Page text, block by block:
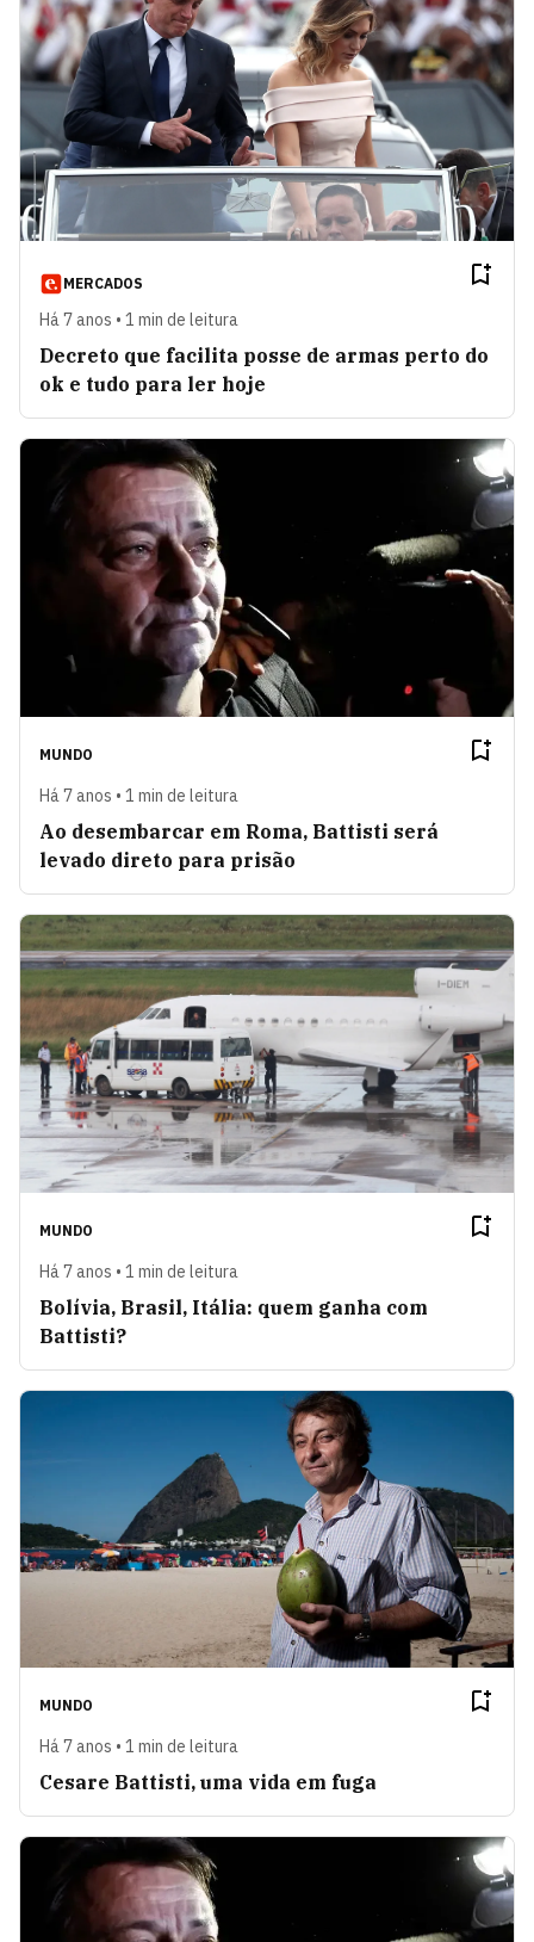
MERCADOS
Há 7 anos • 1 min de leitura
Decreto que facilita posse de armas perto do
ok e tudo para ler hoje
MUNDO
Há 7 anos • 1 min de leitura
Ao desembarcar em Roma, Battisti será
levado direto para prisão
MUNDO
Há 7 anos • 1 min de leitura
Bolívia, Brasil, Itália: quem ganha com
Battisti?
MUNDO
Há 7 anos • 1 min de leitura
Cesare Battisti, uma vida em fuga